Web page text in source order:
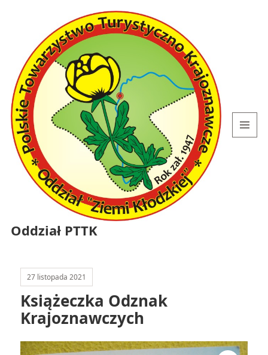
Oddział PTTK
27 listopada 2021
Książeczka Odznak
Krajoznawczych